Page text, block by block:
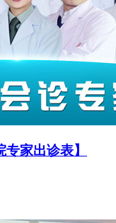
专家出诊表】